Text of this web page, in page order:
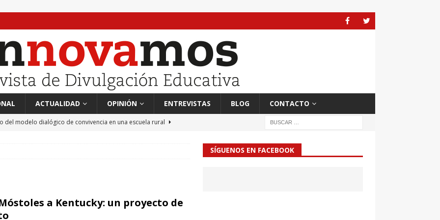
ACTUALIDAD OPINIÓN ENTREVISTAS BLOG CONTACTO
del modelo dialógico de convivencia en una escuela rural
Llanos
MIL PALABRAS
a Kentucky: un proyecto de
SÍGUENOS EN FACEBOOK